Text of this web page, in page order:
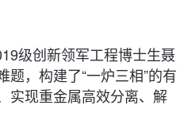
级创新领军工程博士生聂
，构建了“一炉三相”的有
实现重金属高效分离、解